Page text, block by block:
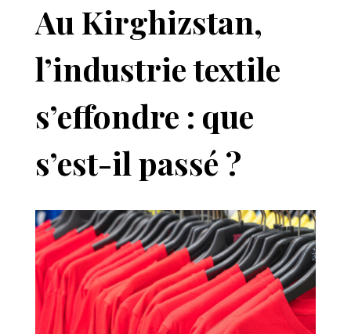
Au Kirghizstan,
l’industrie textile
s’effondre : que
s’est-il passé ?